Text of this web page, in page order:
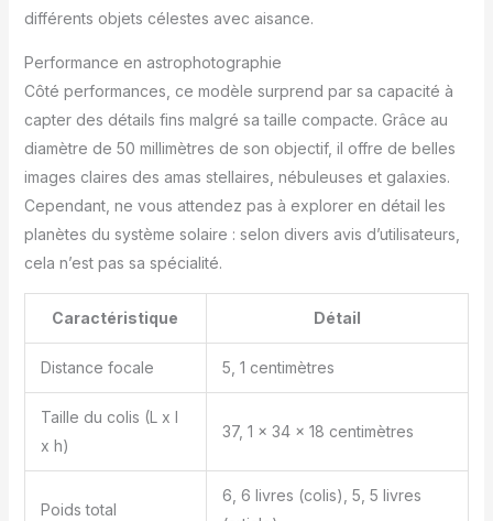
observation visuelle
Détection et suivi
entièrement
automatiques : avec
votre téléphone, vous
pouvez facilement
accéder aux meilleures
observations de la nuit, à
la fonction GoTo, à la
visualisation en direct de
fonctionnalités. La
diffusion vocale
indiquera la progression
actuelle de l'imagerie
Fonctionnalités
puissantes avec
l'application Seestar -
Mode EQ, Mode Plan et
Mode Mosaïque : le
différents objets célestes avec aisance.
Performance en astrophotographie
Côté performances, ce modèle surprend par sa capacité à
capter des détails fins malgré sa taille compacte. Grâce au
diamètre de 50 millimètres de son objectif, il offre de belles
images claires des amas stellaires, nébuleuses et galaxies.
Cependant, ne vous attendez pas à explorer en détail les
planètes du système solaire : selon divers avis d’utilisateurs,
cela n’est pas sa spécialité.
Caractéristique Détail
Distance focale 5, 1 centimètres
Taille du colis (L x l
x h)
37, 1 x 34 x 18 centimètres
Poids total
6, 6 livres (colis), 5, 5 livres